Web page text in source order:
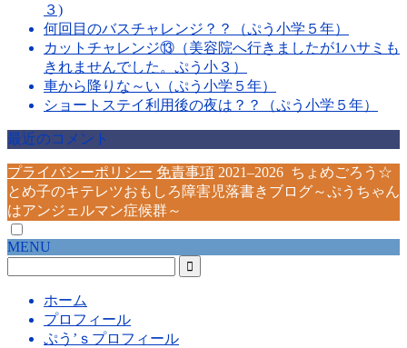
３)
何回目のバスチャレンジ？？（ぷう小学５年）
カットチャレンジ⑬（美容院へ行きましたが1ハサミも
きれませんでした。ぷう小３）
車から降りな～い（ぷう小学５年）
ショートステイ利用後の夜は？？（ぷう小学５年）
最近のコメント
プライバシーポリシー 免責事項 2021–2026 ちょめごろう☆
とめ子のキテレツおもしろ障害児落書きブログ～ぷうちゃん
はアンジェルマン症候群～
MENU
ホーム
プロフィール
ぷう’ｓプロフィール